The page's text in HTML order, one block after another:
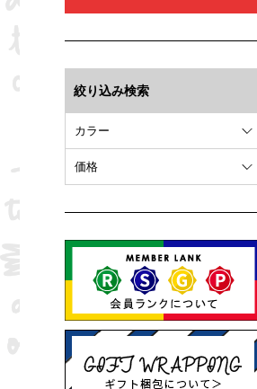
絞り込み検索
カラー
ピンク
ブラック
ブルー
グリーン
価格
20,001円 ～